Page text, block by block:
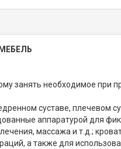
занять необходимое при
суставе, плечевом
аппаратурой для
массажа и т.д.;
а также для